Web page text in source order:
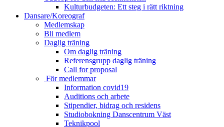
Kulturbudgeten: Ett steg i rätt riktning
Dansare/Koreograf
Medlemskap
Bli medlem
Daglig träning
Om daglig träning
Referensgrupp daglig träning
Call for proposal
För medlemmar
Information covid19
Auditions och arbete
Stipendier, bidrag och residens
Studiobokning Danscentrum Väst
Teknikpool